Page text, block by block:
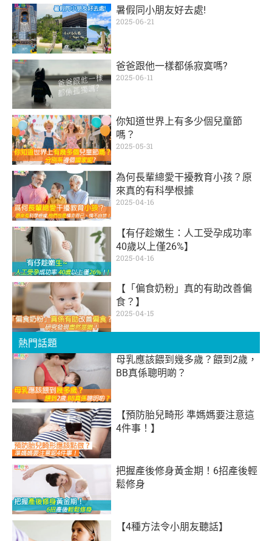
暑假同小朋友好去處!
2025-06-21
爸爸跟他一樣都係寂寞嗎?
2025-06-11
你知道世界上有多少個兒童節
嗎？
2025-05-31
為何長輩總愛干擾教育小孩？原
來真的有科學根據
2025-04-16
【有仔趁嫩生：人工受孕成功率
40歲以上僅26%】
2025-04-16
【「偏食奶粉」真的有助改善偏
食？】
2025-04-15
熱門話題
母乳應該餵到幾多歲？餵到2歲，
BB真係聰明啲？
【預防胎兒畸形 準媽媽要注意這
4件事！】
把握產後修身黃金期！6招產後輕
鬆修身
【4種方法令小朋友聽話】